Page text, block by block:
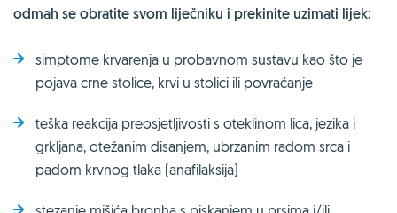
odmah se obratite svom liječniku i prekinite uzimati lijek:
simptome krvarenja u probavnom sustavu kao što je
pojava crne stolice, krvi u stolici ili povraćanje
teška reakcija preosjetljivosti s oteklinom lica, jezika i
grkljana, otežanim disanjem, ubrzanim radom srca i
padom krvnog tlaka (anafilaksija)